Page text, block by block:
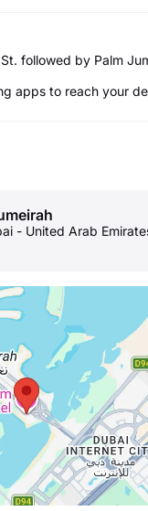
followed by Palm
apps to reach your
- United Arab